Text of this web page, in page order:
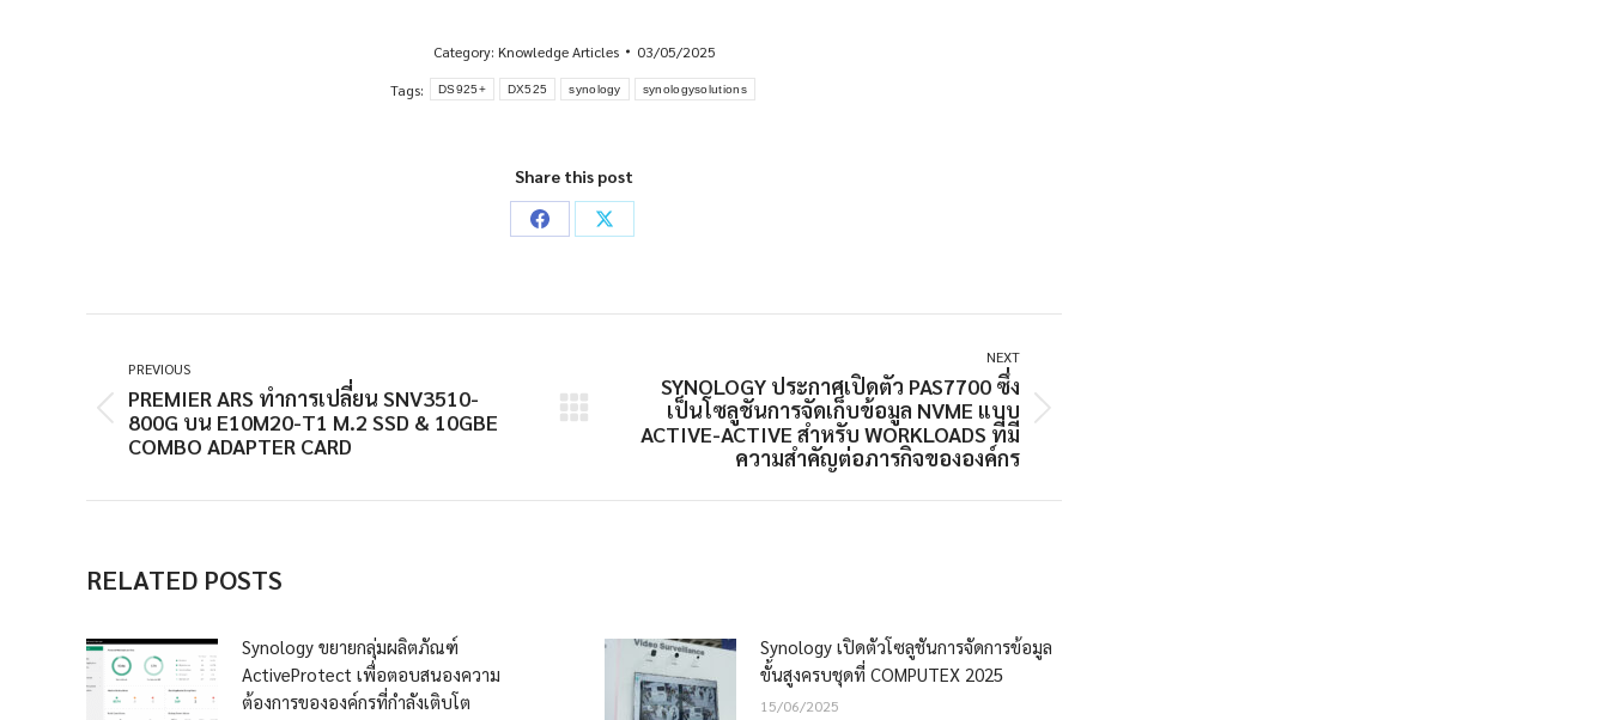
Category: Knowledge Articles
03/05/2025
Tags:
DS925+ DX525 synology synologysolutions
Share this post
Share
Share
NAVIGATION
PREVIOUS
Previous
post:
PREMIER ARS ทำการเปลี่ยน SNV3510-
800G บน E10M20-T1 M.2 SSD & 10GBE
COMBO ADAPTER CARD
NEXT
post:
SYNOLOGY ประกาศเปิดตัว PAS7700 ซึ่ง
เป็นโซลูชันการจัดเก็บข้อมูล NVME แบบ
ACTIVE-ACTIVE สำหรับ WORKLOADS ที่มี
ความสำคัญต่อภารกิจขององค์กร
RELATED POSTS
Synology ขยายกลุ่มผลิตภัณฑ์
ActiveProtect เพื่อตอบสนองความ
ต้องการขององค์กรที่กำลังเติบโต
Synology เปิดตัวโซลูชันการจัดการข้อมูล
ขั้นสูงครบชุดที่ COMPUTEX 2025
15/06/2025